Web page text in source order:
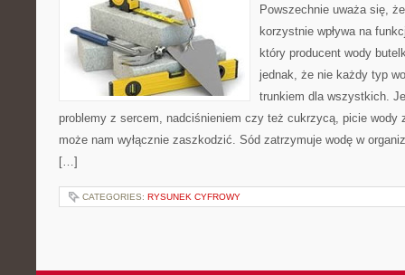
Powszechnie uważa się,
korzystnie wpływa na
który producent wody
jednak, że nie każdy typ
trunkiem dla wszystkich.
problemy z sercem, nadciśnieniem czy też cukrzycą, picie wody
może nam wyłącznie zaszkodzić. Sód zatrzymuje wodę w
[…]
CATEGORIES: RYSUNEK CYFROWY